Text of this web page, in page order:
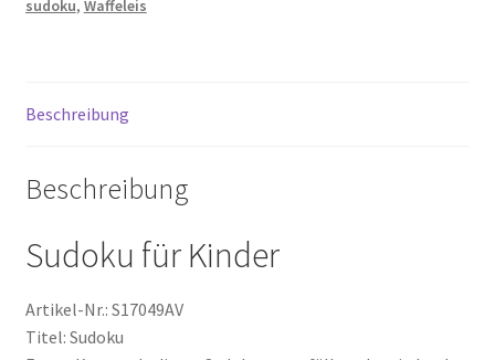
sudoku, Waffeleis
Beschreibung
Beschreibung
Sudoku für Kinder
Artikel-Nr.: S17049AV
Titel: Sudoku